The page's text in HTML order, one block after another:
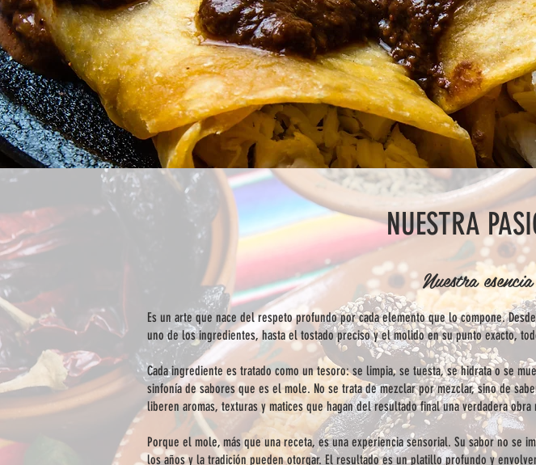
NUESTRA
Nuestra
Es un arte que nace del respeto profundo por cada elemento que lo compone.
uno de los ingredientes, hasta el tostado preciso y el molido en su punto exacto,
Cada ingrediente es tratado como un tesoro: se limpia, se tuesta, se hidrata o se
sinfonía de sabores que es el mole. No se trata de mezclar por mezclar, sino de
liberen aromas, texturas y matices que hagan del resultado final una verdadera obra
Porque el mole, más que una receta, es una experiencia sensorial. Su sabor no se
los años y la tradición pueden otorgar. El resultado es un platillo profundo y